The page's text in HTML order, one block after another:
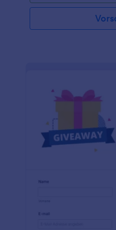
bietet eine bequeme
über die gewünschten
zusätzlichen Notizen oder
Artikel festlegen und ganz
Formular kann an die
Vorlieben angepasst
wertvolles Hilfsmittel für
Black Friday Sales